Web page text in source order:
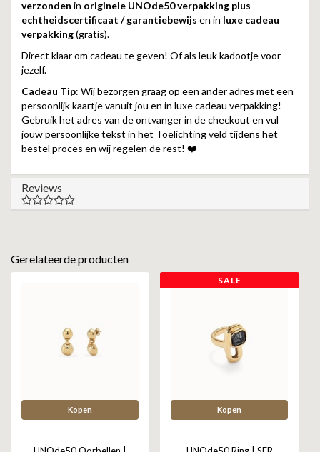
verzonden in originele UNOde50 verpakking plus
echtheidscertificaat / garantiebewijs en in luxe cadeau
verpakking(gratis).
Direct klaar om cadeau te geven! Of als leuk kadootje voor
jezelf.
Cadeau Tip: Wij bezorgen graag op een ander adres met een
persoonlijk kaartje vanuit jou en in luxe cadeau verpakking!
Gebruik het adres van de ontvanger in de checkout en vul
jouw persoonlijke tekst in het Toelichting veld tijdens het
bestel proces en wij regelen de rest! ❤️
Reviews
Gerelateerde producten
Kopen
SALE
Kopen